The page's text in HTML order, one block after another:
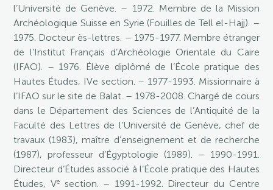
l’Université de Genève. – 1972. Membre de la Mission
Archéologique Suisse en Syrie (Fouilles de Tell el-Hajj). –
1975. Docteur ès-lettres. – 1975-1977. Membre étranger
de l’Institut Français d’Archéologie Orientale du Caire
(IFAO). – 1976. Élève diplômé de l’École pratique des
Hautes Études, IVe section. – 1977-1993. Missionnaire à
l’IFAO sur le site de Balat. – 1978-2008. Chargé de cours
dans le Département des Sciences de l’Antiquité de la
Faculté des Lettres de l’Université de Genève, chef de
travaux (1983), maître d’enseignement et de recherche
(1987), professeur d’Égyptologie (1989). – 1990-1991.
Directeur d’Études associé à l’École pratique des Hautes
Études, Ve
section. – 1991-1992. Directeur du Centre